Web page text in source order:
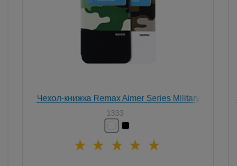
Чехол-книжка Remax Aimer Series Military
Design для iPhone 6/6s
1333